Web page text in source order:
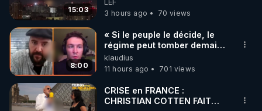
15:03
LEF
3 hours ago
70 views
8:00
« Si le peuple le décide, le
régime peut tomber demain !
»
klaudius
11 hours ago
701 views
CRISE en FRANCE :
CHRISTIAN COTTEN FAIT